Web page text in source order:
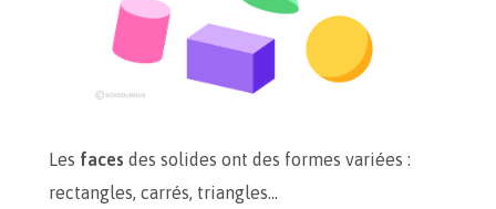
Les faces des solides ont des formes variées :
rectangles, carrés, triangles…